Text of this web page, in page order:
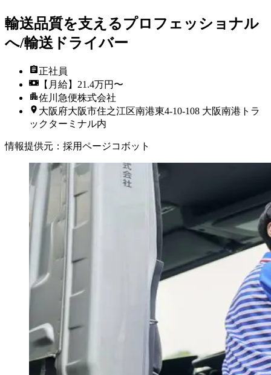
輸送品質を支えるプロフェッショナル
へ/輸送ドライバー
正社員
【月給】21.4万円〜
佐川急便株式会社
大阪府大阪市住之江区南港東4-10-108 大阪南港トラ
ックターミナル内
情報提供元 ： 採用ページコボット